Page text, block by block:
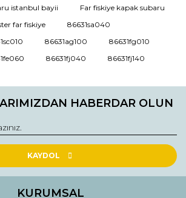
resim, ürün açıklamalarında ve diğer
iletebilirsiniz.
için teşekkür ederiz.
eksik bilgiler bulunuyor.
hatalar bulunuyor.
farklı alternatifler olmalı.
istanbul bayii
Far fiskiye kapak subaru
far fiskiye
86631sa040
86631ag100
86631fg010
86631fj040 86631fj140
HABERDAR OLUN
KAYDOL
KURUMSAL